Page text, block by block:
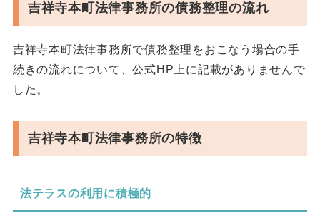
吉祥寺本町法律事務所の債務整理の流れ
吉祥寺本町法律事務所で債務整理をおこなう場合の手
続きの流れについて、公式HP上に記載がありませんで
した。
吉祥寺本町法律事務所の特徴
法テラスの利用に積極的